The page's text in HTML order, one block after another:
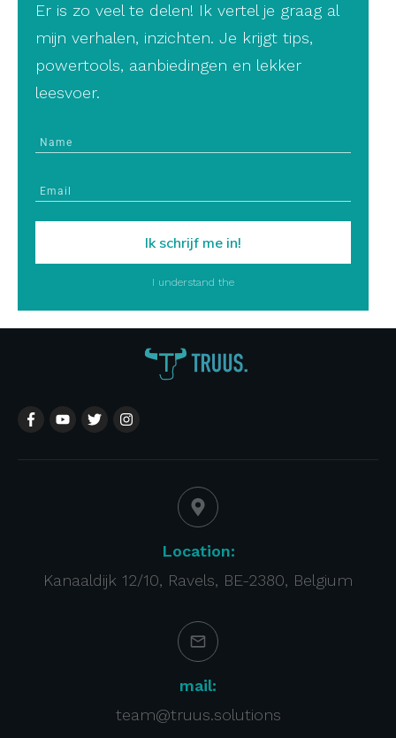
Er is zo veel te delen! Ik vertel je graag al
mijn verhalen, inzichten. Je krijgt tips,
powertools, aanbiedingen en lekker
leesvoer.
Ik schrijf me in!
I understand the
Location:
Kanaaldijk 12/10, Ravels, BE-2380, Belgium
mail:
team@truus.solutions